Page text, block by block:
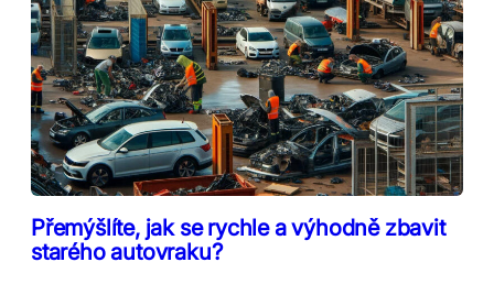
Přemýšlíte, jak se rychle a výhodně zbavit
starého autovraku?